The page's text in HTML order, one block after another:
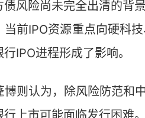
风险尚未完全出清的背
前IPO资源重点向硬科
IPO进程形成了影响。
认为，除风险防范和
上市可能面临发行困难。